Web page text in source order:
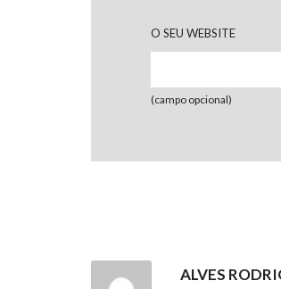
O SEU WEBSITE
(campo opcional)
ALVES